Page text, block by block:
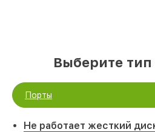
Выберите
Порты
Не работает жесткий